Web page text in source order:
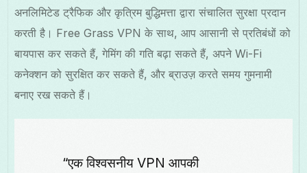
अनलिमिटेड ट्रैफिक और कृत्रिम बुद्धिमत्ता द्वारा संचालित सुरक्षा प्रदान
करती है। Free Grass VPN के साथ, आप आसानी से प्रतिबंधों को
बायपास कर सकते हैं, गेमिंग की गति बढ़ा सकते हैं, अपने Wi-Fi
कनेक्शन को सुरक्षित कर सकते हैं, और ब्राउज़ करते समय गुमनामी
बनाए रख सकते हैं।
“एक विश्वसनीय VPN आपकी